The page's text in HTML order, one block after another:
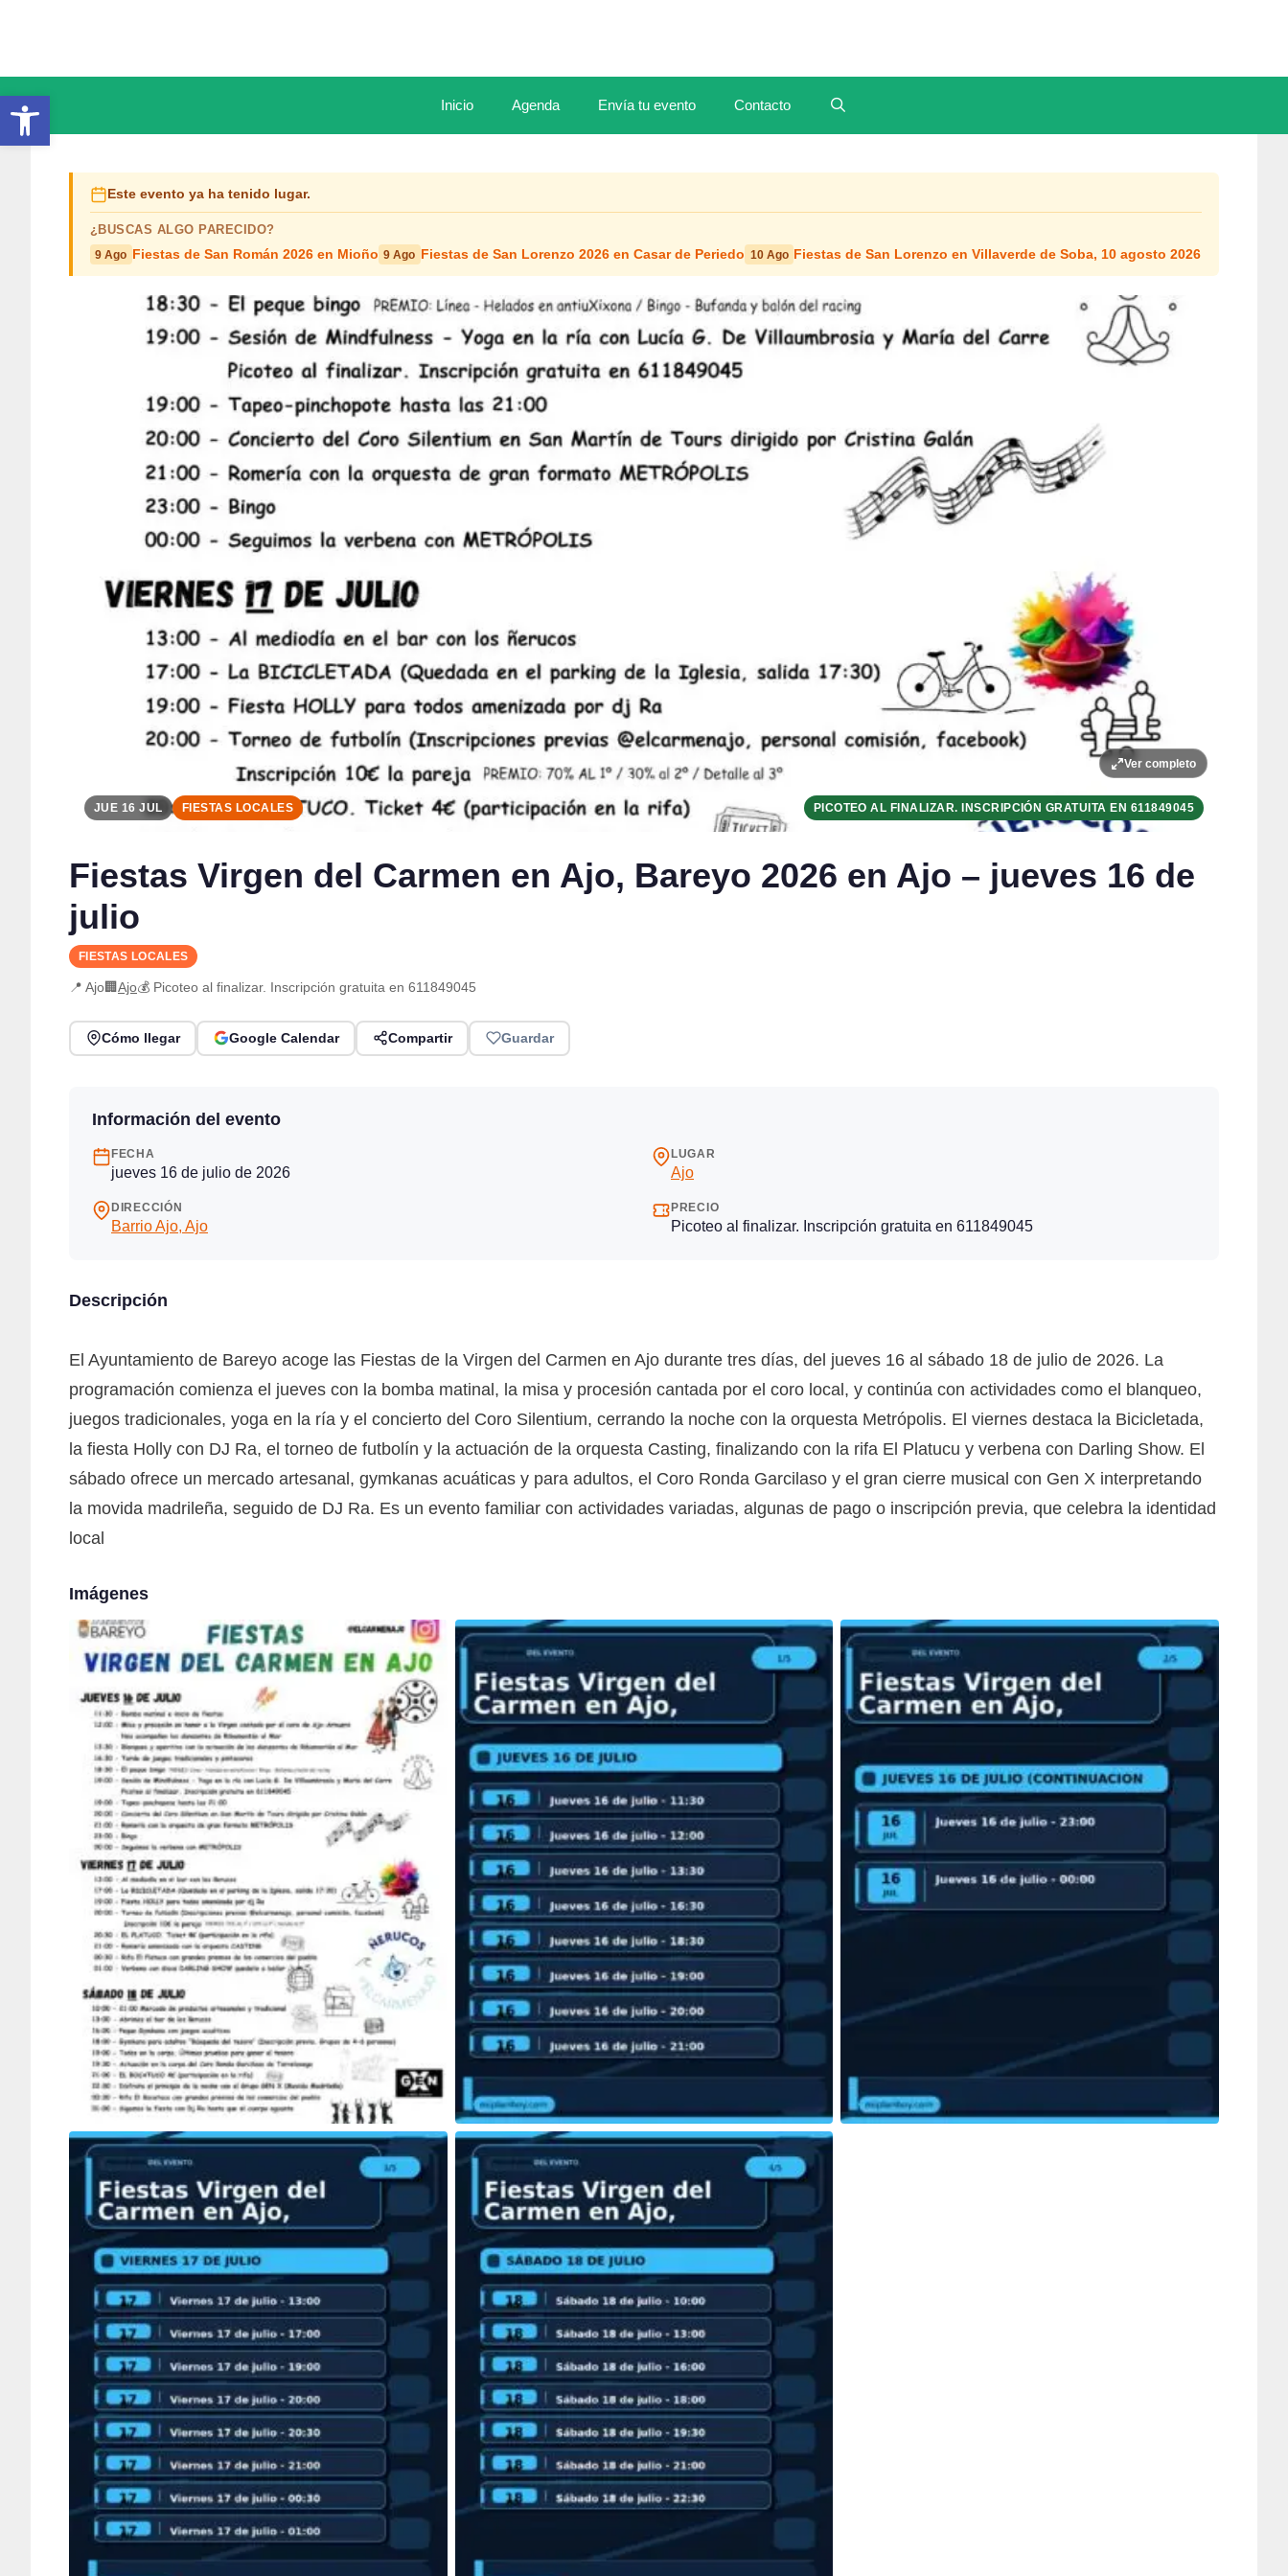
Abrir barra de herramientas Inicio Agenda Envía tu evento Contacto
Este evento ya ha tenido lugar.
¿BUSCAS ALGO PARECIDO?
9 Ago Fiestas de San Román 2026 en Mioño 9 Ago Fiestas de San Lorenzo 2026 en Casar de Periedo 10 Ago Fiestas de San Lorenzo en Villaverde de Soba, 10 agosto 2026
Ver completo
JUE 16 JUL FIESTAS LOCALES PICOTEO AL FINALIZAR. INSCRIPCIÓN GRATUITA EN 611849045
Fiestas Virgen del Carmen en Ajo, Bareyo 2026 en Ajo – jueves 16 de
julio
FIESTAS LOCALES
📍 Ajo🏢Ajo💰 Picoteo al finalizar. Inscripción gratuita en 611849045
Cómo llegar Google Calendar Compartir Guardar
Información del evento
FECHA
jueves 16 de julio de 2026
LUGAR
Ajo
DIRECCIÓN
Barrio Ajo, Ajo
PRECIO
Picoteo al finalizar. Inscripción gratuita en 611849045
Descripción
El Ayuntamiento de Bareyo acoge las Fiestas de la Virgen del Carmen en Ajo durante tres días, del jueves 16 al sábado 18 de julio de 2026. La
programación comienza el jueves con la bomba matinal, la misa y procesión cantada por el coro local, y continúa con actividades como el blanqueo,
juegos tradicionales, yoga en la ría y el concierto del Coro Silentium, cerrando la noche con la orquesta Metrópolis. El viernes destaca la Bicicletada,
la fiesta Holly con DJ Ra, el torneo de futbolín y la actuación de la orquesta Casting, finalizando con la rifa El Platucu y verbena con Darling Show. El
sábado ofrece un mercado artesanal, gymkanas acuáticas y para adultos, el Coro Ronda Garcilaso y el gran cierre musical con Gen X interpretando
la movida madrileña, seguido de DJ Ra. Es un evento familiar con actividades variadas, algunas de pago o inscripción previa, que celebra la identidad
local
Imágenes